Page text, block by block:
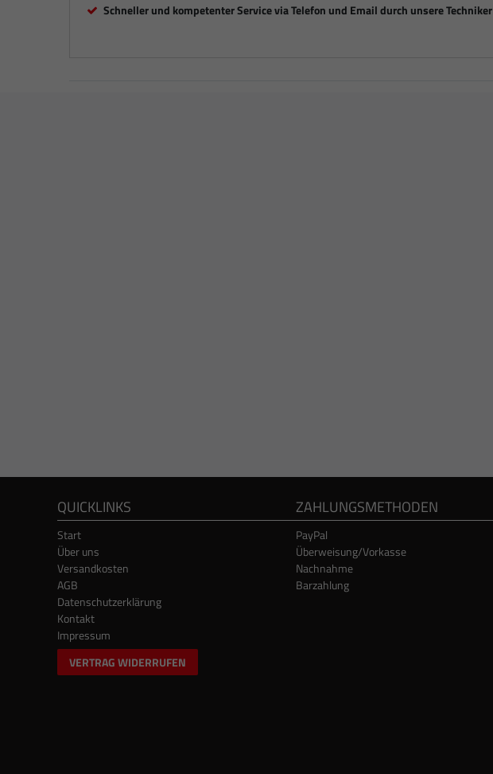
Schneller und kompetenter Service via Telefon und Email durch unsere Techniker
QUICKLINKS
Start
Über uns
Versandkosten
AGB
Datenschutzerklärung
Kontakt
Impressum
VERTRAG WIDERRUFEN
ZAHLUNGSMETHODEN
PayPal
Überweisung/Vorkasse
Nachnahme
Barzahlung